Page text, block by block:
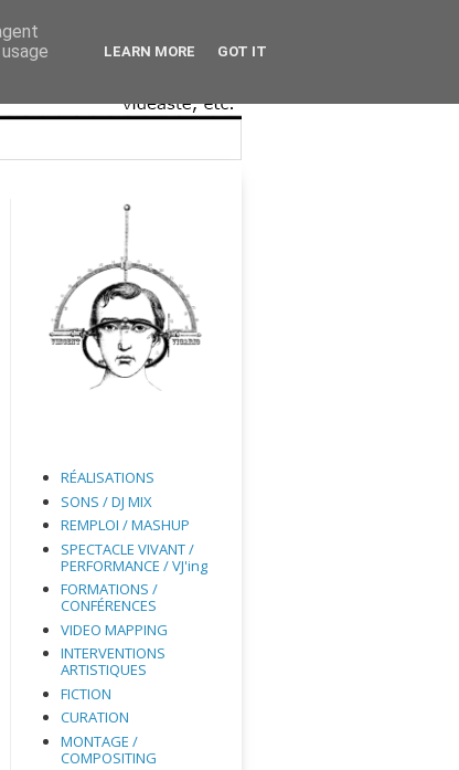
RÉALISATIONS
SONS / DJ MIX
REMPLOI / MASHUP
SPECTACLE VIVANT /
PERFORMANCE / VJ'ing
FORMATIONS /
CONFÉRENCES
VIDEO MAPPING
INTERVENTIONS
ARTISTIQUES
FICTION
CURATION
MONTAGE /
COMPOSITING
LEARN MORE GOT IT